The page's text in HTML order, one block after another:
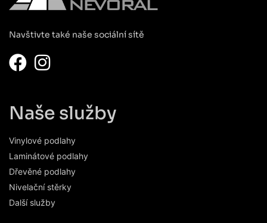
Navštivte také naše sociální sítě
Naše služby
Vinylové podlahy
Laminátové podlahy
Dřevěné podlahy
Nivelační stěrky
Další služby